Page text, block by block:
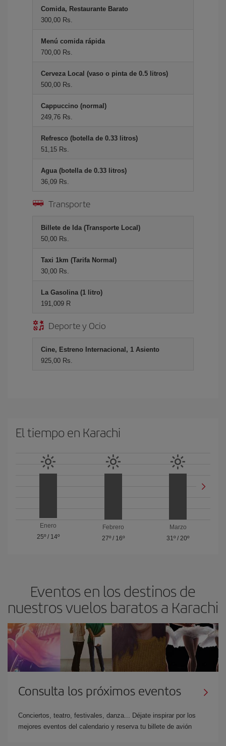
Comida, Restaurante Barato
300,00 Rs.
Menú comida rápida
700,00 Rs.
Cerveza Local (vaso o pinta de 0.5 litros)
500,00 Rs.
Cappuccino (normal)
249,76 Rs.
Refresco (botella de 0.33 litros)
51,15 Rs.
Agua (botella de 0.33 litros)
36,09 Rs.
Transporte
Billete de Ida (Transporte Local)
50,00 Rs.
Taxi 1km (Tarifa Normal)
30,00 Rs.
La Gasolina (1 litro)
191,009 R
Deporte y Ocio
Cine, Estreno Internacional, 1 Asiento
925,00 Rs.
El tiempo en Karachi
Enero
25º/ 14º
Febrero
27º/ 16º
Marzo
31º /20º
Eventos en los destinos de
nuestros vuelos baratos a Karachi
Consulta los próximos eventos
Conciertos, teatro, festivales, danza... Déjate inspirar por los
mejores eventos del calendario y reserva tu billete de avión